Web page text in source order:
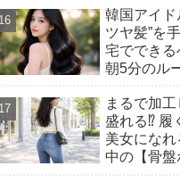
韓国アイド
ツヤ髪”を
宅でできる
朝5分のル
まるで加
盛れる⁉︎ 履
美女になれ
中の【骨盤